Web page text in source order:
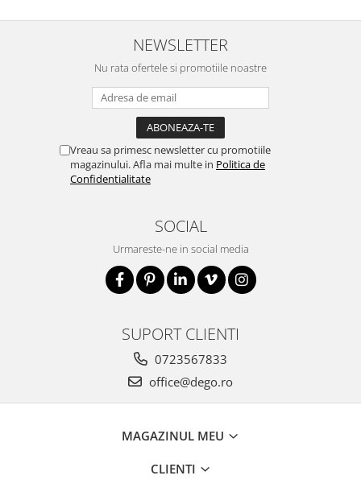
NEWSLETTER
Nu rata ofertele si promotiile noastre
Vreau sa primesc newsletter cu promotiile
magazinului. Afla mai multe in Politica de
Confidentialitate
SOCIAL
Urmareste-ne in social media
SUPORT CLIENTI
0723567833
office@dego.ro
MAGAZINUL MEU
CLIENTI